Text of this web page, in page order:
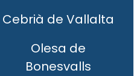
Cebrià de Vallalta
Olesa de
Bonesvalls